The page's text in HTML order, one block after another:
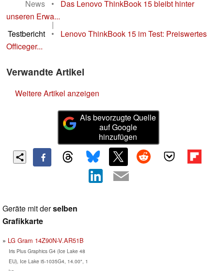
News
•
Das Lenovo ThinkBook 15 bleibt hinter
unseren Erwa...
|
Testbericht
•
Lenovo ThinkBook 15 im Test: Preiswertes
Officeger...
Verwandte Artikel
Weitere Artikel anzeigen
Als bevorzugte Quelle
auf Google
hinzufügen
Geräte mit derselben
Grafikkarte
LG Gram 14Z90N-V.AR51B
Iris Plus Graphics G4 (Ice Lake 48
EU), Ice Lake i5-1035G4, 14.00", 1